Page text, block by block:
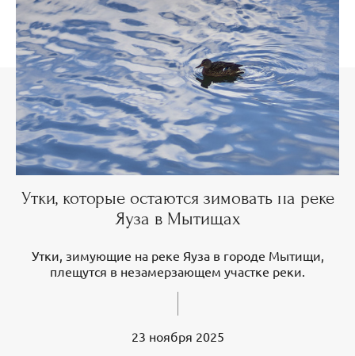
Утки, которые остаются зимовать на реке
Яуза в Мытищах
Утки, зимующие на реке Яуза в городе Мытищи,
плещутся в незамерзающем участке реки.
23 ноября 2025